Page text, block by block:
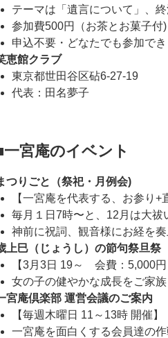
テーマは「遺言について」、
参加費500円（お茶とお菓子付)
申込不要・どなたでも参加でき
恵館クラブ
東京都世田谷区砧6-27-19
代表：田名夢子
一宮庵のイベント
つりごと（祭祀・月例会)
【一宮庵を代表する、お参り+
毎月１日7時〜と、12月は大
神前に祝詞、観音様にお経を奏
上巳（じょうし）の節句祭旦祭
【3月3日 19～ 会費：5,000円
女の子の健やかな成長をご家族
宮庵倶楽部 運営会議のご案内
【毎週木曜日 11～13時 開催】
一宮庵を面白くする会員達の